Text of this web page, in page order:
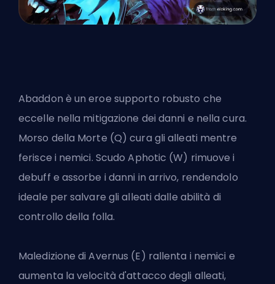
Abaddon è un eroe supporto robusto che
eccelle nella mitigazione dei danni e nella cura.
Morso della Morte (Q) cura gli alleati mentre
ferisce i nemici. Scudo Aphotic (W) rimuove i
debuff e assorbe i danni in arrivo, rendendolo
ideale per salvare gli alleati dalle abilità di
controllo della folla.
Maledizione di Avernus (E) rallenta i nemici e
aumenta la velocità d'attacco degli alleati,